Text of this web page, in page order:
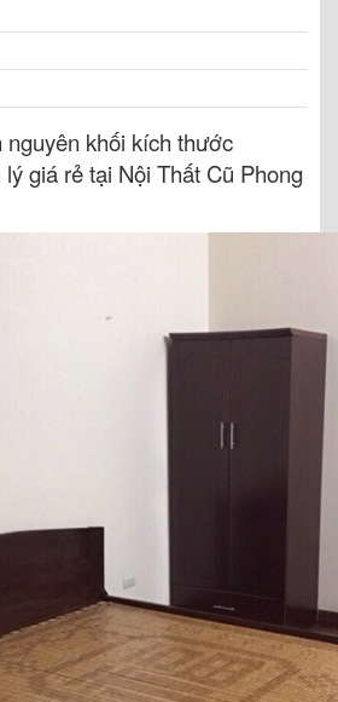
khối kích thước
giá rẻ tại Nội Thất Cũ Phong